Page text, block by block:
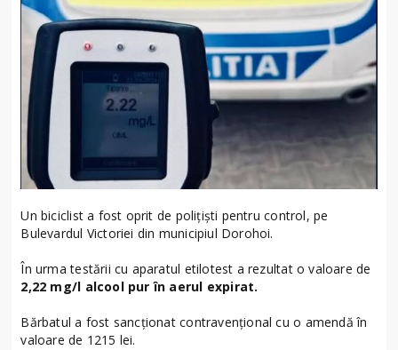
Un biciclist a fost oprit de polițiști pentru control, pe
Bulevardul Victoriei din municipiul Dorohoi.
În urma testării cu aparatul etilotest a rezultat o valoare de
2,22 mg/l alcool pur în aerul expirat.
Bărbatul a fost sancționat contravențional cu o amendă în
valoare de 1215 lei.